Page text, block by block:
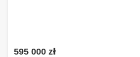
595 000 zł